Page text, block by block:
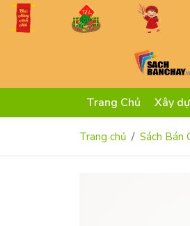
Trang Chủ Xây
Trang chủ Sách Bán